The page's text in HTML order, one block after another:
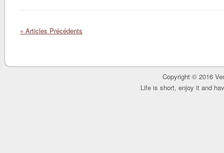
« Articles Précédents
Copyright © 2016
Life is short, enjoy it and